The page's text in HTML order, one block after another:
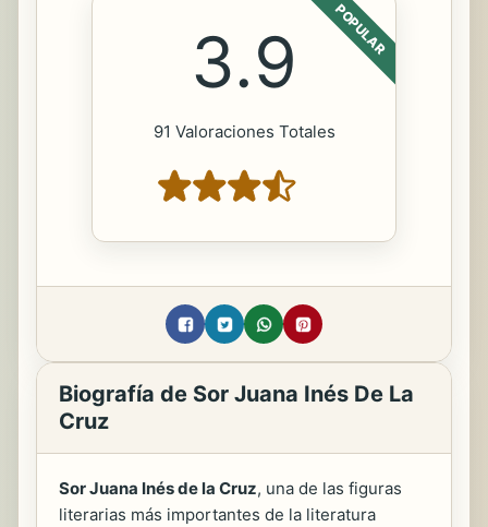
POPULAR
3.9
91 Valoraciones Totales
Biografía de Sor Juana Inés De La
Cruz
Sor Juana Inés de la Cruz, una de las figuras
literarias más importantes de la literatura